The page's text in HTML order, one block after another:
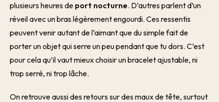
plusieurs heures de port nocturne. D’autres parlent d’un
réveil avec un bras légèrement engourdi. Ces ressentis
peuvent venir autant de l’aimant que du simple fait de
porter un objet qui serre un peu pendant que tu dors. C’est
pour cela qu’il vaut mieux choisir un bracelet ajustable, ni
trop serré, ni trop lâche.
On retrouve aussi des retours sur des maux de tête, surtout